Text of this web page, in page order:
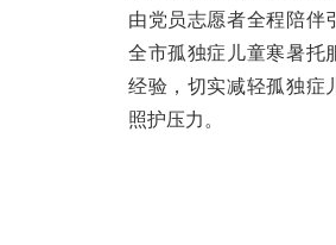
由党员志愿者全程陪伴
全市孤独症儿童寒暑托
经验，切实减轻孤独症
照护压力。